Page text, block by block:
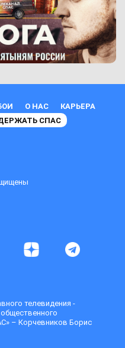
О НАС
КАРЬЕРА
СПАС
телевидения -
– Корчевников Борис